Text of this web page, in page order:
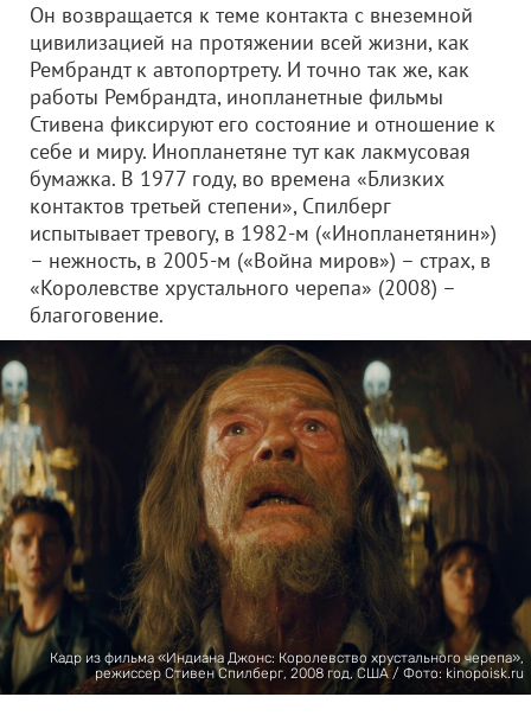
Он возвращается к теме контакта с внеземной
цивилизацией на протяжении всей жизни, как
Рембрандт к автопортрету. И точно так же, как
работы Рембрандта, инопланетные фильмы
Стивена фиксируют его состояние и отношение к
себе и миру. Инопланетяне тут как лакмусовая
бумажка. В 1977 году, во времена «Близких
контактов третьей степени», Спилберг
испытывает тревогу, в 1982-м («Инопланетянин»)
– нежность, в 2005-м («Война миров») – страх, в
«Королевстве хрустального черепа» (2008) –
благоговение.
Кадр из фильма «Индиана Джонс: Королевство хрустального черепа»,
режиссер Стивен Спилберг, 2008 год, США / Фото: kinopoisk.ru